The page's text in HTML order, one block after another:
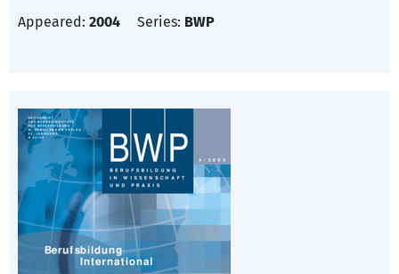
Appeared: 2004 Series: BWP